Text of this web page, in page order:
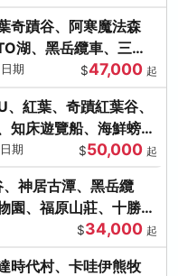
奇蹟谷、阿寒魔法森
湖、黑岳纜車、三國
期 $47,000 起
紅葉、奇蹟紅葉谷、
知床遊覽船、海鮮螃蟹
期 $50,000 起
神居古潭、黑岳纜
園、福原山莊、十勝牧
$34,000 起
時代村、卡哇伊熊牧